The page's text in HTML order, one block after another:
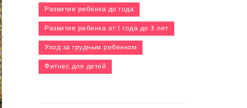
Развитие ребенка до года
Развитие ребенка от 1 года до 3 лет
Уход за грудным ребенком
Фитнес для детей